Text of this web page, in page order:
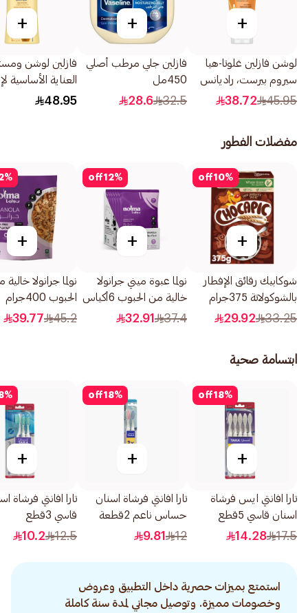
+
لوشن فازلين غلوتا-هيا
سيروم بيرست، راديانس
ديفنس، SPF 50
45.95
38.72
+
فازلين جلي مرطب أصلي
450مل
32.5
28.6
+
فازلين لوشن
العناية الأساسية
خلايا الجسم 725مل
48.95
مفضلات الفطور
10%
off
+
شوكابيك رقائق الإفطار
بالشوكولاتة 375جرام
33.25
29.92
12%
off
+
نولما عبوة ميني جرانولا
خالية من الحبوب 6أكياس
37.4
32.91
%
+
نولما جرانولا
الحبوب 400جرام
45.2
39.77
ابتسامة صحية
18%
off
+
تارا افانتي ايس فرشاة
اسنان قاسي 5قطع
17.5
14.28
18%
off
+
تارا افانتي فرشاة اسنان
حساس ناعم 2قطعة
12
9.81
%
+
تارا افانتي فرشاة
قاسي 3قطع
12.5
10.2
استمتع بميزات حصرية داخل التطبيق وعروض
وخصومات مميزة. وتوصيل مجاني لمدة سنة كاملة